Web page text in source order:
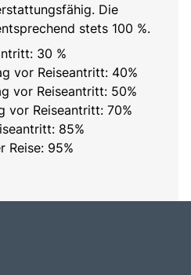
Die
stets 100 %.
30 %
vor Reiseantritt: 40%
vor Reiseantritt: 50%
vor Reiseantritt: 70%
85%
Reise: 95%